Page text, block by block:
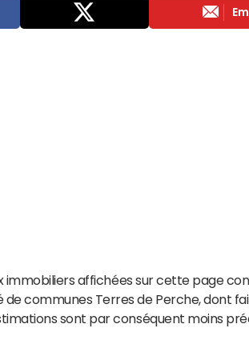
immobiliers affichées sur cette page
de communes Terres de Perche, dont
sont par conséquent moins